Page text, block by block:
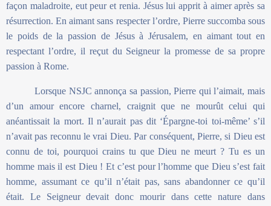
façon maladroite, eut peur et renia. Jésus lui apprit à aimer après sa
résurrection. En aimant sans respecter l’ordre, Pierre succomba sous
le poids de la passion de Jésus à Jérusalem, en aimant tout en
respectant l’ordre, il reçut du Seigneur la promesse de sa propre
passion à Rome.
Lorsque NSJC annonça sa passion, Pierre qui l’aimait, mais
d’un amour encore charnel, craignit que ne mourût celui qui
anéantissait la mort. Il n’aurait pas dit ‘Épargne-toi toi-même’ s’il
n’avait pas reconnu le vrai Dieu. Par conséquent, Pierre, si Dieu est
connu de toi, pourquoi crains tu que Dieu ne meurt ? Tu es un
homme mais il est Dieu ! Et c’est pour l’homme que Dieu s’est fait
homme, assumant ce qu’il n’était pas, sans abandonner ce qu’il
était. Le Seigneur devait donc mourir dans cette nature dans